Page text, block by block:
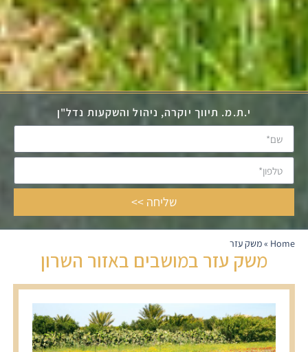
י.ת.מ. תיווך יוקרה, ניהול והשקעות נדל"ן
שליחה >>
Home
»משק עזר
משק עזר במושבים באזור השרון